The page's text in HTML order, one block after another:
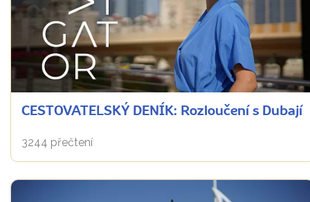
CESTOVATELSKÝ DENÍK: Rozloučení s Dubají
3244 přečtení